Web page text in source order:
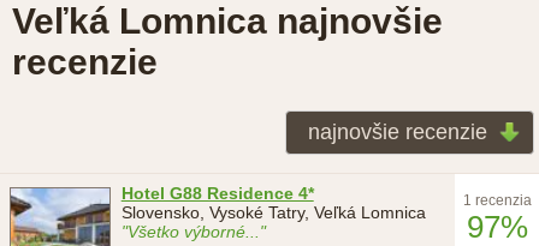
Veľká Lomnica najnovšie
recenzie
najnovšie recenzie
Hotel G88 Residence 4*
Slovensko, Vysoké Tatry, Veľká Lomnica
"Všetko výborné..."
1 recenzia
97%